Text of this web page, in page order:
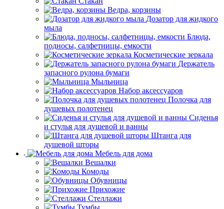
Ведра, корзины
Дозатор для жидкого
мыла
Блюда,
подносы, салфетницы, емкости
Косметические зеркала
Держатель
запасного рулона бумаги
Мыльница
Набор аксессуаров
Полочка для
душевых полотенец
Сиденья
и стулья для душевой и ванны
Штанга для
душевой шторы
Мебель для дома
Вешалки
Комоды
Обувницы
Прихожие
Стеллажи
Тумбы